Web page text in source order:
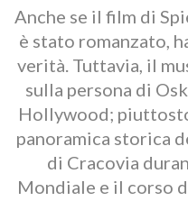
Anche se il film di
è stato romanzato,
verità. Tuttavia, il
sulla persona di
Hollywood;
panoramica storica
di Cracovia
Mondiale e il corso